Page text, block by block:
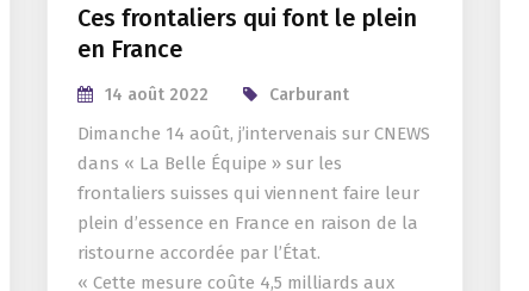
Ces frontaliers qui font le plein
en France
14 août 2022 Carburant
Dimanche 14 août, j’intervenais sur CNEWS
dans « La Belle Équipe » sur les
frontaliers suisses qui viennent faire leur
plein d’essence en France en raison de la
ristourne accordée par l’État.
« Cette mesure coûte 4,5 milliards aux